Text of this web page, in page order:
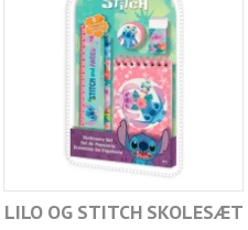
LILO OG STITCH SKOLESÆT